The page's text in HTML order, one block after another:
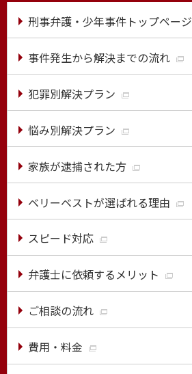
刑事弁護・少年事件トップページ
事件発生から解決までの流れ
犯罪別解決プラン
悩み別解決プラン
家族が逮捕された方
ベリーベストが選ばれる理由
スピード対応
弁護士に依頼するメリット
ご相談の流れ
費用・料金